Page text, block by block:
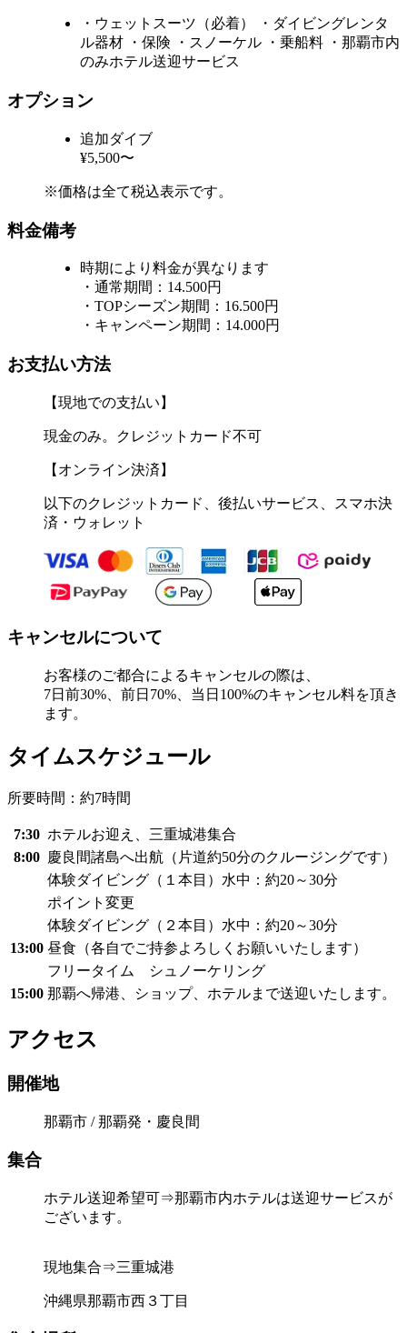
・ウェットスーツ（必着） ・ダイビングレンタ
ル器材 ・保険 ・スノーケル ・乗船料 ・那覇市内
のみホテル送迎サービス
オプション
追加ダイブ
¥5,500〜
※価格は全て税込表示です。
料金備考
時期により料金が異なります
・通常期間：14.500円
・TOPシーズン期間：16.500円
・キャンペーン期間：14.000円
お支払い方法
【現地での支払い】
現金のみ。クレジットカード不可
【オンライン決済】
以下のクレジットカード、後払いサービス、スマホ決
済・ウォレット
キャンセルについて
お客様のご都合によるキャンセルの際は、
7日前30%、前日70%、当日100%のキャンセル料を頂き
ます。
タイムスケジュール
所要時間：約7時間
7:30 ホテルお迎え、三重城港集合
8:00 慶良間諸島へ出航（片道約50分のクルージングです）
体験ダイビング（１本目）水中：約20～30分
ポイント変更
体験ダイビング（２本目）水中：約20～30分
13:00 昼食（各自でご持参よろしくお願いいたします）
フリータイム シュノーケリング
15:00 那覇へ帰港、ショップ、ホテルまで送迎いたします。
アクセス
開催地
那覇市 / 那覇発・慶良間
集合
ホテル送迎希望可⇒那覇市内ホテルは送迎サービスが
ございます。
現地集合⇒三重城港
沖縄県那覇市西３丁目